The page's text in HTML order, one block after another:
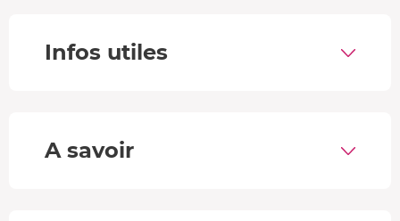
paramoteur!Débrief
À noter : l'itinéraire exact dépendra des conditions
Infos utiles
A savoir